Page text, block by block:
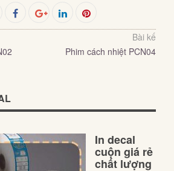
Facebook
Google+LinkedInPinterest
Bài kế
Phim cách nhiệt PCN04
In decal
cuộn giá rẻ
chất lượng